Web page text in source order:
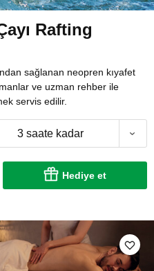
Rafting
sağlanan neopren kıyafet
ve uzman rehber ile
servis edilir.
3 saate kadar
Hediye et